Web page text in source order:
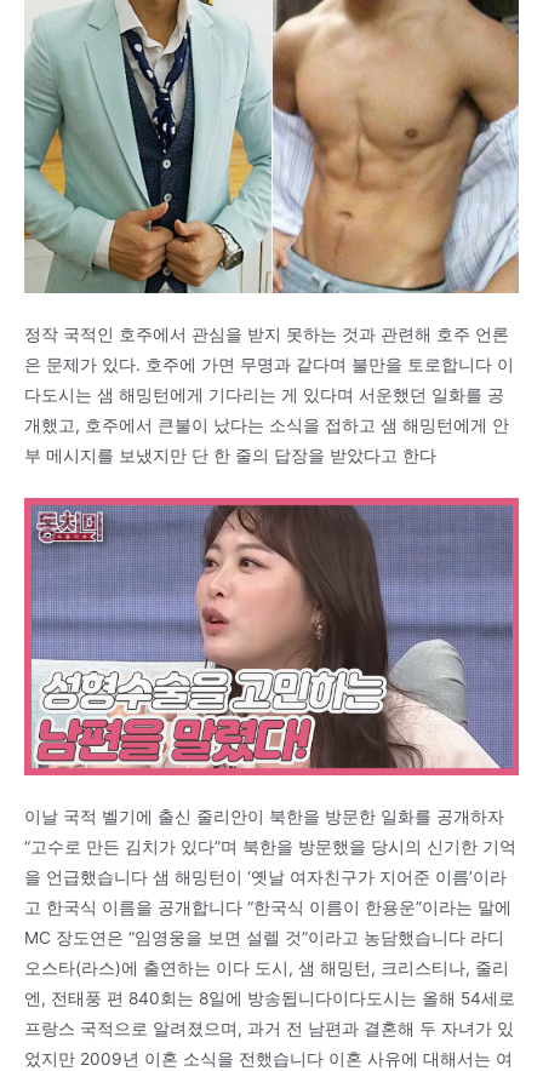
정작 국적인 호주에서 관심을 받지 못하는 것과 관련해 호주 언론
은 문제가 있다. 호주에 가면 무명과 같다며 불만을 토로합니다 이
다도시는 샘 해밍턴에게 기다리는 게 있다며 서운했던 일화를 공
개했고, 호주에서 큰불이 났다는 소식을 접하고 샘 해밍턴에게 안
부 메시지를 보냈지만 단 한 줄의 답장을 받았다고 한다
이날 국적 벨기에 출신 줄리안이 북한을 방문한 일화를 공개하자
“고수로 만든 김치가 있다”며 북한을 방문했을 당시의 신기한 기억
을 언급했습니다 샘 해밍턴이 ‘옛날 여자친구가 지어준 이름’이라
고 한국식 이름을 공개합니다 “한국식 이름이 한용운”이라는 말에
MC 장도연은 “임영웅을 보면 설렐 것”이라고 농담했습니다 라디
오스타(라스)에 출연하는 이다 도시, 샘 해밍턴, 크리스티나, 줄리
엔, 전태풍 편 840회는 8일에 방송됩니다이다도시는 올해 54세로
프랑스 국적으로 알려졌으며, 과거 전 남편과 결혼해 두 자녀가 있
었지만 2009년 이혼 소식을 전했습니다 이혼 사유에 대해서는 여